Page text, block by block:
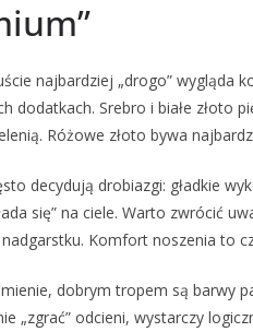
najbardziej „drogo” wygląda
dodatkach. Srebro i białe złoto
Różowe złoto bywa
decydują drobiazgi: gładkie
się” na ciele. Warto zwrócić
Komfort noszenia to
dobrym tropem są barwy
„zgrać” odcieni, wystarczy